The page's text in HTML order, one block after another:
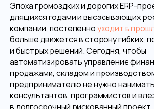
Эпоха громоздких и дорогих ERP-
длящихся годами и высасывающих
компании, постепенноуходит в
больше движется в сторону гибких,
и быстрых решений. Сегодня, чтобы
автоматизировать управление
продажами, складом и
предпринимателю не нужно
консультантов, программистов и
в долгосрочный рискованный